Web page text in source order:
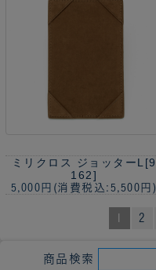
ミリクロス ジョッターL[9
162]
5,000円 (消費税込:5,500円)
2
商品検索